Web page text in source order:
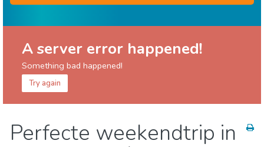
A server error happened!
Something bad happened!
Try again
Eten & Restaurants
Kind & Familie
Perfecte weekendtrip in